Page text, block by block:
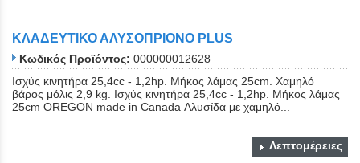
ΚΛΑΔΕΥΤΙΚΟ ΑΛΥΣΟΠΡΙΟΝΟ PLUS
Κωδικός Προϊόντος: 000000012628
Ισχύς κινητήρα 25,4cc - 1,2hp. Μήκος λάμας 25cm. Χαμηλό
βάρος μόλις 2,9 kg. Ισχύς κινητήρα 25,4cc - 1,2hp. Μήκος λάμας
25cm OREGON made in Canada Αλυσίδα με χαμηλό...
Λεπτομέρειες